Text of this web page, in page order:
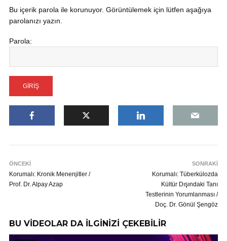
Bu içerik parola ile korunuyor. Görüntülemek için lütfen aşağıya
parolanızı yazın.
Parola:
ÖNCEKİ
Korumalı: Kronik Menenjitler /
Prof. Dr. Alpay Azap
SONRAKİ
Korumalı: Tüberkülozda
Kültür Dışındaki Tanı
Testlerinin Yorumlanması /
Doç. Dr. Gönül Şengöz
BU VİDEOLAR DA İLGİNİZİ ÇEKEBİLİR